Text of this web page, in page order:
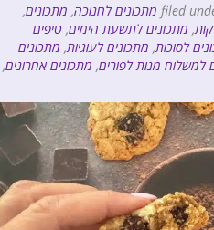
מתכונים לחנוכה, מתכונים,
, מתכונים לתשעת הימים, טיפים
לסוכות, מתכונים לעוגיות, מתכונים
למשלוח מנות לפורים, מתכונים אחרונים,